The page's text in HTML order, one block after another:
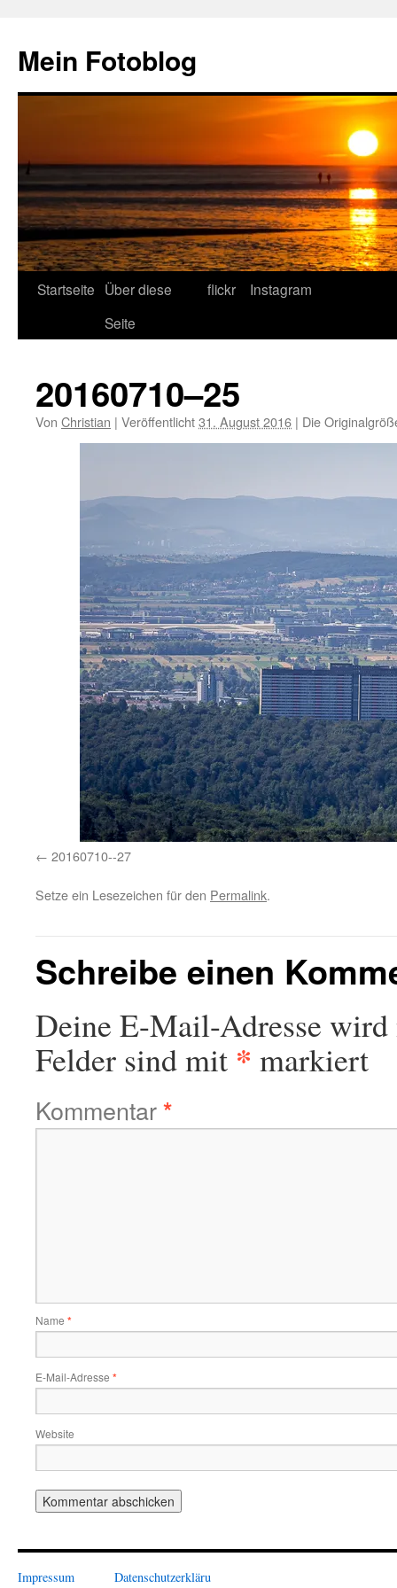
springen
Mein Fotoblog
Startseite Über diese
Seite
flickr Instagram
20160710–25
Von Christian | Veröffentlicht31. August 2016 | Die
20160710--27
Setze ein Lesezeichen für den Permalink.
Schreibe einen
Deine E-Mail-Adresse
Felder sind mit * markiert
Kommentar*
Name *
E-Mail-Adresse *
Website
Impressum
Datenschutzerkläru